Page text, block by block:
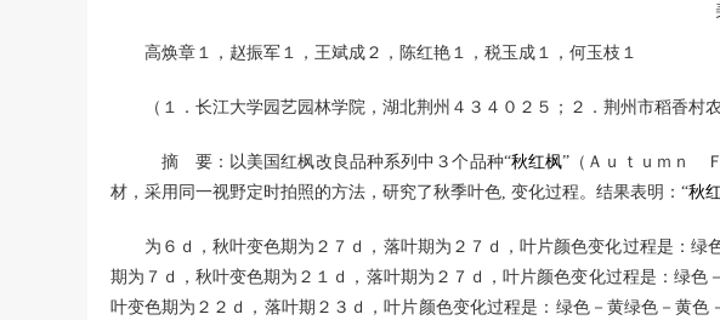
高焕章１，赵振军１，王斌成２，陈红艳１，税玉成１，何玉枝１
（１．长江大学园艺园林学院，湖北荆州４３４０２５；２．荆州市稻香村
摘 要：以美国红枫改良品种系列中３个品种“秋红枫”（Ａｕｔｕｍｎ
材，采用同一视野定时拍照的方法，研究了秋季叶色, 变化过程。结果表明：“秋
为６ｄ，秋叶变色期为２７ｄ，落叶期为２７ｄ，叶片颜色变化过程是：
期为７ｄ，秋叶变色期为２１ｄ，落叶期为２７ｄ，叶片颜色变化过程是：绿
叶变色期为２２ｄ，落叶期２３ｄ，叶片颜色变化过程是：绿色－黄绿色－黄